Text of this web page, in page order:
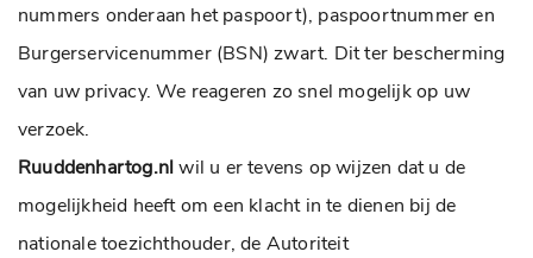
nummers onderaan het paspoort), paspoortnummer en
Burgerservicenummer (BSN) zwart. Dit ter bescherming
van uw privacy. We reageren zo snel mogelijk op uw
verzoek.
Ruuddenhartog.nlwil u er tevens op wijzen dat u de
mogelijkheid heeft om een klacht in te dienen bij de
nationale toezichthouder, de Autoriteit